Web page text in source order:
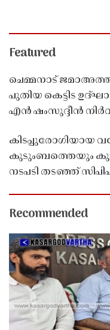
Featured
ചെമ്മനാട്
പുതിയ കെട്ടിട
എൻ ഷംസുദ്ദീൻ
കിടപ്പുരോഗിയായ
കുടുംബത്തെയും
നടപടി തടഞ്ഞ്
Recommended